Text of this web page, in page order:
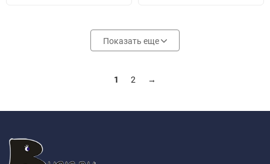
Показать еще
1 2 →